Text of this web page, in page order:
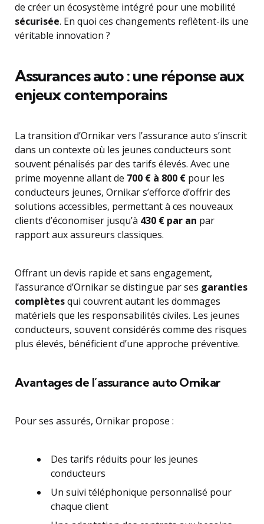
de créer un écosystème intégré pour une mobilité
sécurisée. En quoi ces changements reflètent-ils une
véritable innovation ?
Assurances auto : une réponse aux
enjeux contemporains
La transition d’Ornikar vers l’assurance auto s’inscrit
dans un contexte où les jeunes conducteurs sont
souvent pénalisés par des tarifs élevés. Avec une
prime moyenne allant de 700 € à 800 € pour les
conducteurs jeunes, Ornikar s’efforce d’offrir des
solutions accessibles, permettant à ces nouveaux
clients d’économiser jusqu’à 430 € par an par
rapport aux assureurs classiques.
Offrant un devis rapide et sans engagement,
l’assurance d’Ornikar se distingue par ses garanties
complètesqui couvrent autant les dommages
matériels que les responsabilités civiles. Les jeunes
conducteurs, souvent considérés comme des risques
plus élevés, bénéficient d’une approche préventive.
Avantages de l’assurance auto Ornikar
Pour ses assurés, Ornikar propose :
Des tarifs réduits pour les jeunes
conducteurs
Un suivi téléphonique personnalisé pour
chaque client